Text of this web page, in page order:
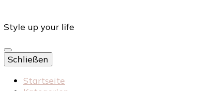
Style up your life
Schließen
Startseite